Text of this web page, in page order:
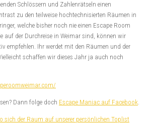
Schlössern und Zahlenrätseln einen
zu den teilweise hochtechnisierten Räumen in
welche bisher noch nie einen Escape Room
auf der Durchreise in Weimar sind, können wir
empfehlen. Ihr werdet mit den Räumen und der
schaffen wir dieses Jahr ja auch noch
Dann folge doch Escape Maniac auf Facebook
sich der Raum auf unserer persönlichen Toplist